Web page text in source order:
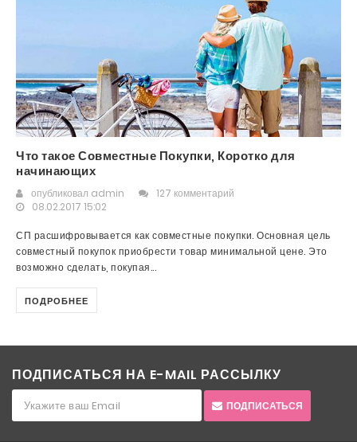
Что такое Совместные Покупки, Коротко для
начинающих
опубликовал admin
127 комментарий
08.02.2017 15:02
СП расшифровывается как совместные покупки. Основная цель
совместный покупок приобрести товар минимальной цене. Это
возможно сделать, покупая...
ПОДРОБНЕЕ
ПОДПИСАТЬСЯ НА E-MAIL РАССЫЛКУ
ПОДПИСАТЬСЯ